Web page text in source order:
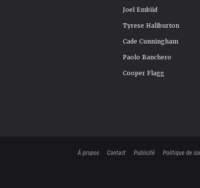
Joel Embiid
Tyrese Haliburton
Cade Cunningham
Paolo Banchero
Cooper Flagg
À propos Contact Publicité Politique de